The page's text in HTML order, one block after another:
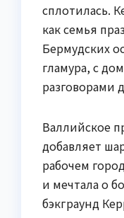
сплотилась.
как семья
Бермудских
гламура, с
разговорами
Валлийское
добавляет
рабочем
и мечтала о
бэкграунд